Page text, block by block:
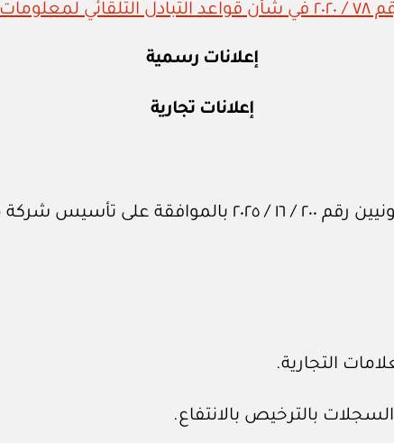
إعلانات رسمية
إعلانات تجارية
مدنية للمحاماة.
التجارية.
بالترخيص بالانتفاع.